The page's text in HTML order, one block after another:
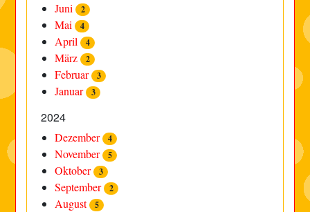
Juni 2
Mai 4
April 4
März 2
Februar 3
Januar 3
2024
Dezember 4
November 5
Oktober 3
September 2
August 5